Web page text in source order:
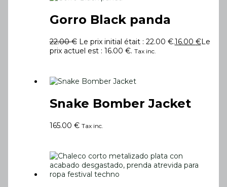
Gorro Black panda
22.00€ Le prix initial était : 22.00 €.16.00 €Le
prix actuel est : 16.00 €. Tax inc.
Snake Bomber Jacket
165.00 € Tax inc.